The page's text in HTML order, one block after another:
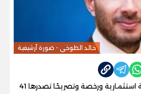
خالد الطوخى - صورة أرشيفية
- توفر نحو 460 خدمة استثمارية ورخصة وتصريحًا تصدرها 41